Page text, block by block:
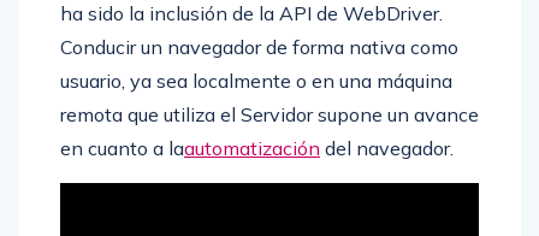
ha sido la inclusión de la API de WebDriver.
Conducir un navegador de forma nativa como
usuario, ya sea localmente o en una máquina
remota que utiliza el Servidor supone un avance
en cuanto a laautomatización del navegador.